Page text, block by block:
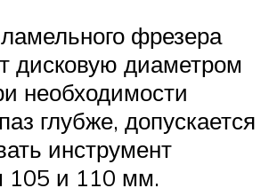
фрезера
дисковую диаметром
необходимости
глубже, допускается
инструмент
105 и 110 мм.